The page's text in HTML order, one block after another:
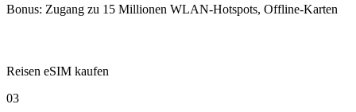
Bonus: Zugang zu 15 Millionen WLAN-Hotspots, Offline-Karten
Reisen eSIM kaufen
03